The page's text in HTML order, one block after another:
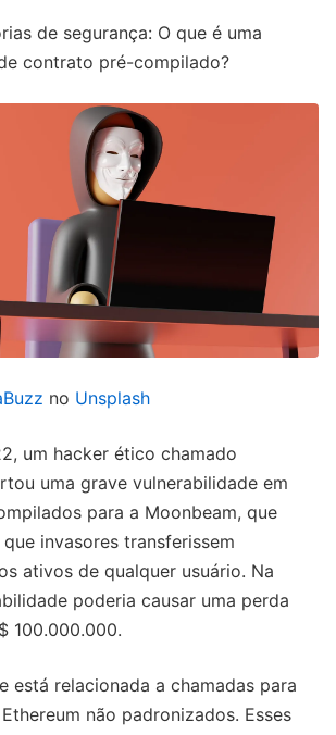
de segurança: O que é uma
contrato pré-compilado?
no Unsplash
um hacker ético chamado
uma grave vulnerabilidade em
para a Moonbeam, que
invasores transferissem
ativos de qualquer usuário. Na
poderia causar uma perda
100.000.000.
está relacionada a chamadas para
não padronizados. Esses